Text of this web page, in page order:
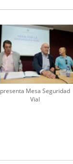
presenta Mesa Seguridad
Vial